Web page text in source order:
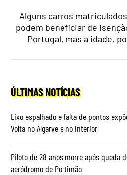
Alguns carros
podem beneficiar de
Portugal, mas a idade,
ÚLTIMAS NOTÍCIAS
Lixo espalhado e falta de pontos
Volta no Algarve e no interior
Piloto de 28 anos morre após queda
aeródromo de Portimão